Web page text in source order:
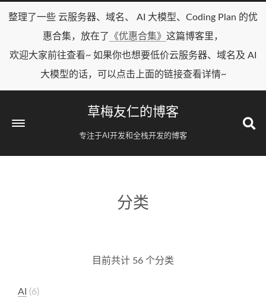
整理了一些 云服务器、域名、 AI 大模型、Coding Plan 的优
惠合集，放在了
《优惠合集》 这篇博客里，
欢迎大家前往查看~ 如果你也想要低价云服务器、域名及 AI
大模型的话，可以点击上面的链接查看详情~
草梅友仁的博客
专注于AI开发和全栈开发的博客
分类
目前共计 56 个分类
AI 6